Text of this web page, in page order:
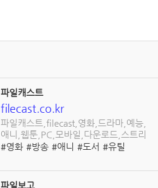
파일캐스트
filecast.co.kr
파일캐스트,filecast,영화,드라마,예능,
애니,웹툰,PC,모바일,다운로드,스트리
밍
#영화 #방송 #애니 #도서 #유틸
파일보고